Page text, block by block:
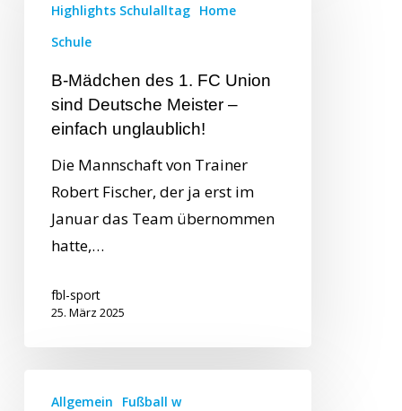
Highlights Schulalltag Home
Schule
B-Mädchen des 1. FC Union
sind Deutsche Meister –
einfach unglaublich!
Die Mannschaft von Trainer
Robert Fischer, der ja erst im
Januar das Team übernommen
hatte,…
fbl-sport
25. März 2025
Allgemein Fußball w